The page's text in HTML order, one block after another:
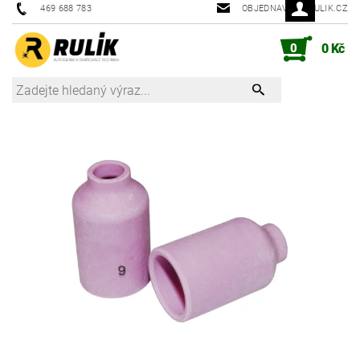
469 688 783 OBJEDNAVKY@RULIK.CZ
0 0 Kč